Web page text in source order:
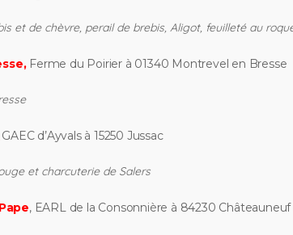
et de chèvre, perail de brebis, Aligot, feuilleté au
Ferme du Poirier à 01340 Montrevel en Bresse
GAEC d’Ayvals à 15250 Jussac
et charcuterie de Salers
, EARL de la Consonnière à 84230